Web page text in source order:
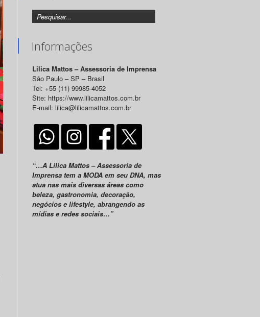
Informações
Lilica Mattos – Assessoria de Imprensa
São Paulo – SP – Brasil
Tel: +55 (11) 99985-4052
Site: https://www.lilicamattos.com.br
E-mail: lilica@lilicamattos.com.br
“…A Lilica Mattos – Assessoria de
Imprensa tem a MODA em seu DNA, mas
atua nas mais diversas áreas como
beleza, gastronomia, decoração,
negócios e lifestyle, abrangendo as
mídias e redes sociais…”